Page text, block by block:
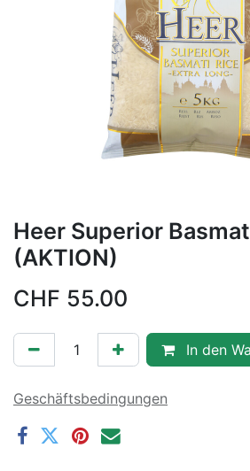
Heer Superior
(AKTION)
CHF 55.00
In den
Geschäftsbedingungen